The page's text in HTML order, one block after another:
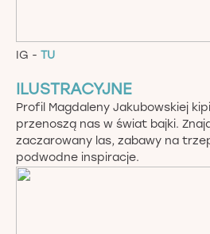
IG - TU
ILUSTRACYJNE
Profil Magdaleny Jakubowskiej
przenoszą nas w świat bajki.
zaczarowany las, zabawy na
podwodne inspiracje.